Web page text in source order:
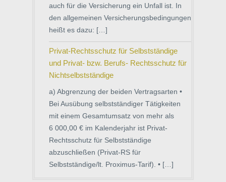
auch für die Versicherung ein Unfall ist. In
den allgemeinen Versicherungsbedingungen
heißt es dazu: […]
Privat-Rechtsschutz für Selbstständige
und Privat- bzw. Berufs- Rechtsschutz für
Nichtselbstständige
a) Abgrenzung der beiden Vertragsarten •
Bei Ausübung selbstständiger Tätigkeiten
mit einem Gesamtumsatz von mehr als
6 000,00 € im Kalenderjahr ist Privat-
Rechtsschutz für Selbstständige
abzuschließen (Privat-RS für
Selbstständige/lt. Proximus-Tarif). • […]